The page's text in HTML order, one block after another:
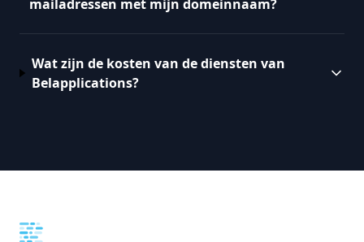
mailadressen met mijn domeinnaam?
Wat zijn de kosten van de diensten van
Belapplications?